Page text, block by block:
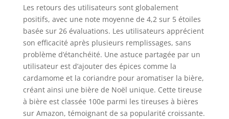
pouvez utiliser 16
g 3/8-24UNF pour
injecter du CO2
dans le fût.
Apparence Exquise
: Chaque tireuse à
bière pression a
un design
extérieur exquis,
apportant une
petite surprise à
Les retours des utilisateurs sont globalement
positifs, avec une note moyenne de 4,2 sur 5 étoiles
basée sur 26 évaluations. Les utilisateurs apprécient
son efficacité après plusieurs remplissages, sans
problème d’étanchéité. Une astuce partagée par un
utilisateur est d’ajouter des épices comme la
cardamome et la coriandre pour aromatiser la bière,
créant ainsi une bière de Noël unique. Cette tireuse
à bière est classée 100e parmi les tireuses à bières
sur Amazon, témoignant de sa popularité croissante.